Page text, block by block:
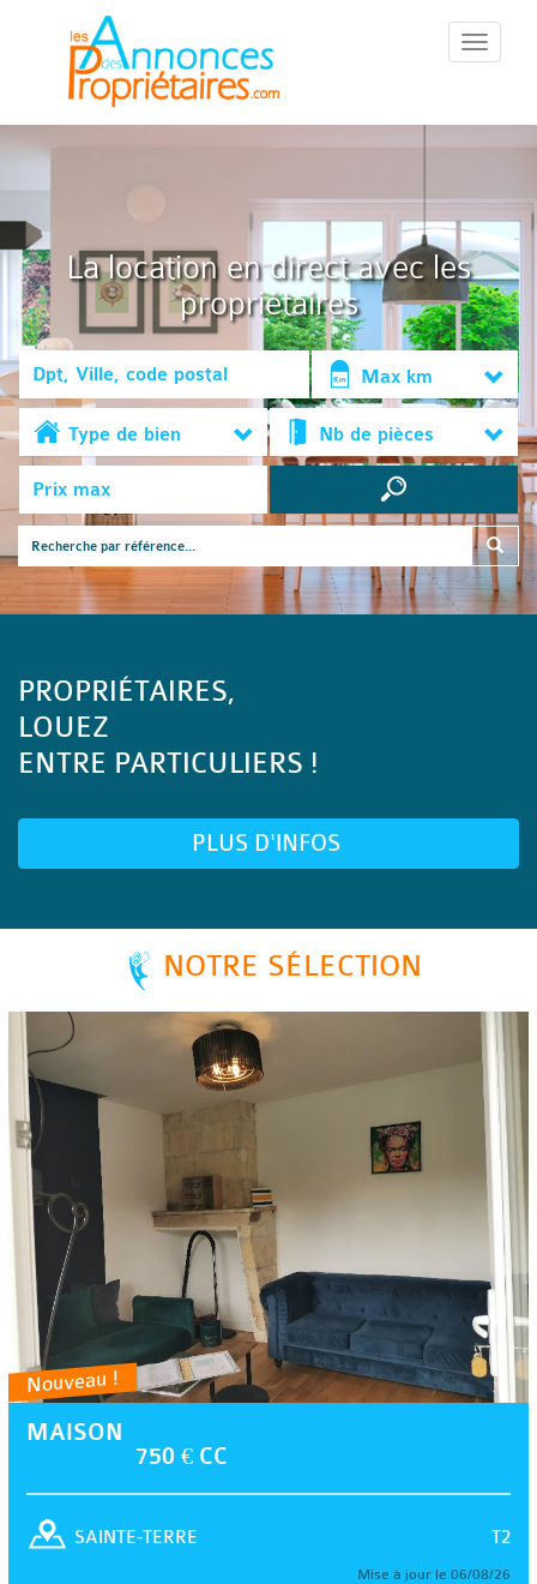
::Menu::
La location en direct avec les
propriétaires
Max km
Type de bien Nb de pièces
PROPRIÉTAIRES,
LOUEZ
ENTRE PARTICULIERS !
PLUS D'INFOS
NOTRE SÉLECTION
Nouveau !
MAISON
750 € CC
T2
SAINTE-TERRE
Mise à jour le 06/08/26